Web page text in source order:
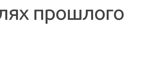
прошлого